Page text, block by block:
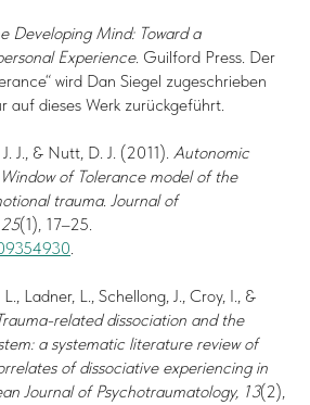
Developing Mind: Toward a
Experience. Guilford Press. Der
wird Dan Siegel zugeschrieben
auf dieses Werk zurückgeführt.
J., & Nutt, D. J. (2011). Autonomic
of Tolerance model of the
trauma. Journal of
(1), 17–25.
Ladner, L., Schellong, J., Croy, I., &
related dissociation and the
a systematic literature review of
of dissociative experiencing in
Journal of Psychotraumatology, 13(2),